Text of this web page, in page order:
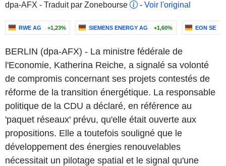
dpa-AFX - Traduit par Zonebourse
- Voir l'original
RWE AG +1,23% SIEMENS ENERGY AG +1,60% EON SE
BERLIN (dpa-AFX) - La ministre fédérale de
l'Economie, Katherina Reiche, a signalé sa volonté
de compromis concernant ses projets contestés de
réforme de la transition énergétique. La responsable
politique de la CDU a déclaré, en référence au
'paquet réseaux' prévu, qu'elle était ouverte aux
propositions. Elle a toutefois souligné que le
développement des énergies renouvelables
nécessitait un pilotage spatial et le signal qu'une